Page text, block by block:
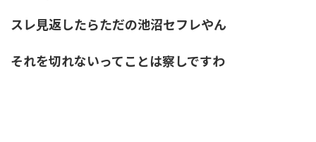
スレ見返したらただの池沼セフレやん
それを切れないってことは察しですわ